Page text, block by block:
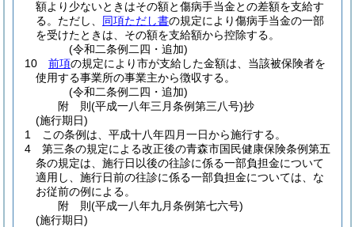
額より少ないときはその額と傷病手当金との差額を支給す
る。 ただし、 同項ただし書の規定により傷病手当金の一部
を受けたときは、その額を支給額から控除する。
(令和二条例二四・追加)
10
前項の規定により市が支給した金額は、当該被保険者を
使用する事業所の事業主から徴収する。
(令和二条例二四・追加)
附 則(平成一八年三月条例第三八号)抄
(施行期日)
1
この条例は、平成十八年四月一日から施行する。
4
第三条の規定による改正後の青森市国民健康保険条例第五
条の規定は、施行日以後の往診に係る一部負担金について
適用し、施行日前の往診に係る一部負担金については、な
お従前の例による。
附 則(平成一八年九月条例第七六号)
(施行期日)